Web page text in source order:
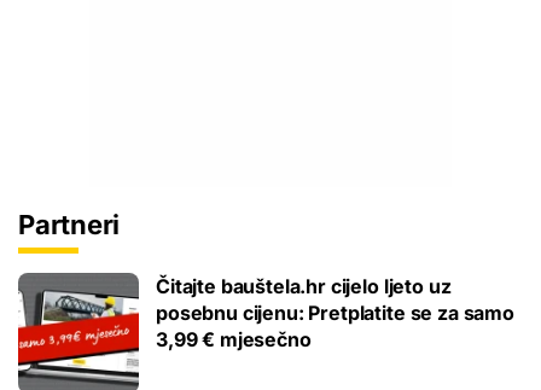
Partneri
Čitajte bauštela.hr cijelo ljeto uz
posebnu cijenu: Pretplatite se za samo
3,99 € mjesečno